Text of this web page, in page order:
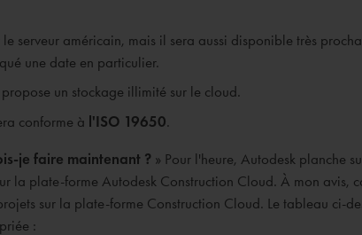
serveur américain, mais il sera aussi disponible très
une date en particulier.
un stockage illimité sur le cloud.
conforme à l'ISO 19650.
je faire maintenant ? » Pour l'heure, Autodesk planche
la plate-forme Autodesk Construction Cloud. À mon avis,
sur la plate-forme Construction Cloud. Le tableau ci-
: